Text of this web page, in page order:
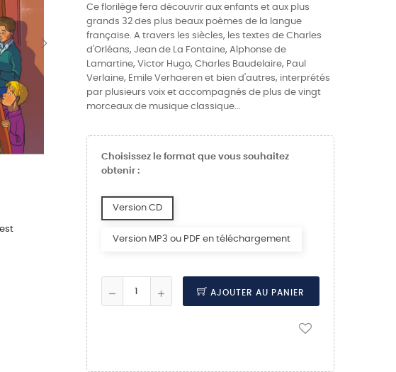
Ce florilège fera découvrir aux enfants et aux plus
grands 32 des plus beaux poèmes de la langue
française. A travers les siècles, les textes de Charles
d'Orléans, Jean de La Fontaine, Alphonse de
Lamartine, Victor Hugo, Charles Baudelaire, Paul
Verlaine, Emile Verhaeren et bien d'autres, interprétés
par plusieurs voix et accompagnés de plus de vingt
morceaux de musique classique...
Choisissez le format que vous souhaitez
obtenir :
Version CD
Version MP3 ou PDF en téléchargement
AJOUTER AU PANIER